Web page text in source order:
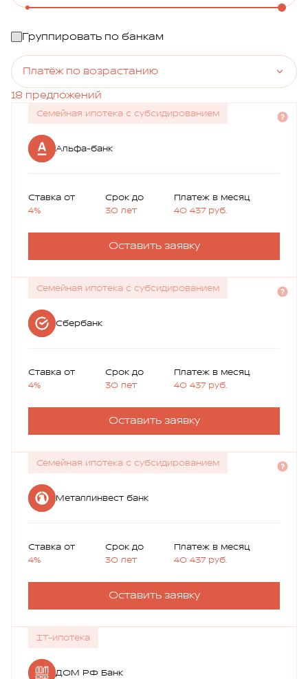
Группировать по банкам
Платёж по возрастанию
18 предложений
Семейная ипотека с субсидированием
Альфа-банк
Ставка от
4%
Срок до
30 лет
Платеж в месяц
40 437 руб.
Оставить заявку
Семейная ипотека с субсидированием
Сбербанк
Ставка от
4%
Срок до
30 лет
Платеж в месяц
40 437 руб.
Оставить заявку
Семейная ипотека с субсидированием
Металлинвест банк
Ставка от
4%
Срок до
30 лет
Платеж в месяц
40 437 руб.
Оставить заявку
IT-ипотека
ДОМ РФ Банк